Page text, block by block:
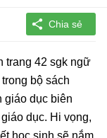
trang 42 sgk ngữ
bộ sách
giáo dục biên
dục. Hi vọng,
học sinh sẽ nắm